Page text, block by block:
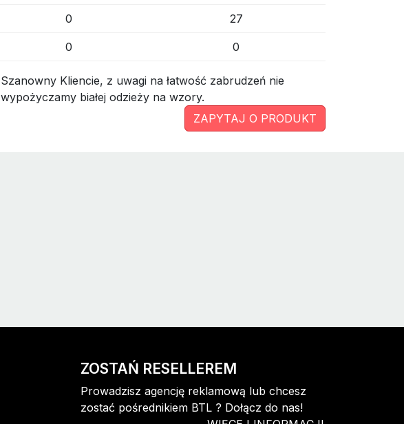
0 27
0 0
Szanowny Kliencie, z uwagi na łatwość zabrudzeń nie
wypożyczamy białej odzieży na wzory.
ZAPYTAJ O PRODUKT
ZOSTAŃ RESELLEREM
Prowadzisz agencję reklamową lub chcesz
zostać pośrednikiem BTL ? Dołącz do nas!